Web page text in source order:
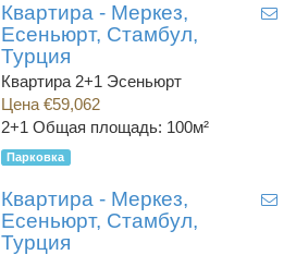
Квартира - Меркез,
Есеньюрт, Стамбул,
Турция
Квартира 2+1 Эсеньюрт
Цена €59,062
2+1 Общая площадь: 100м²
Парковка
Квартира - Меркез,
Есеньюрт, Стамбул,
Турция